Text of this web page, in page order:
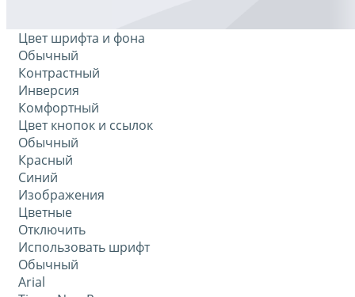
Цвет шрифта и фона
Обычный
Контрастный
Инверсия
Комфортный
Цвет кнопок и ссылок
Обычный
Красный
Синий
Изображения
Цветные
Отключить
Использовать шрифт
Обычный
Arial